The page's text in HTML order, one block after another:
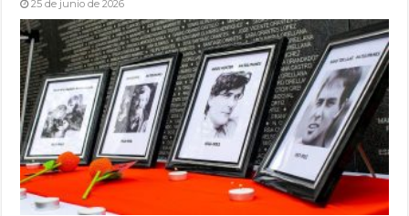
25 de junio de 2026